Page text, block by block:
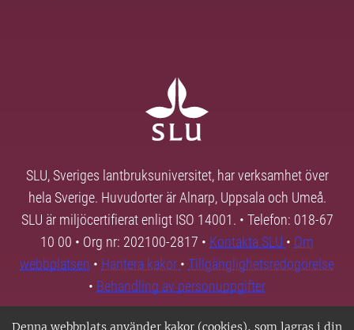
Denna webbplats använder kakor (cookies), som lagras i din
SLU, Sveriges lantbruksuniversitet, har verksamhet över
hela Sverige. Huvudorter är Alnarp, Uppsala och Umeå.
SLU är miljöcertifierat enligt ISO 14001. • Telefon: 018-67
10 00 • Org nr: 202100-2817 • Kontakta SLU • Om
webbplatsen • Hantera kakor • Tillgänglighetsredogörelse
• Behandling av personuppgifter